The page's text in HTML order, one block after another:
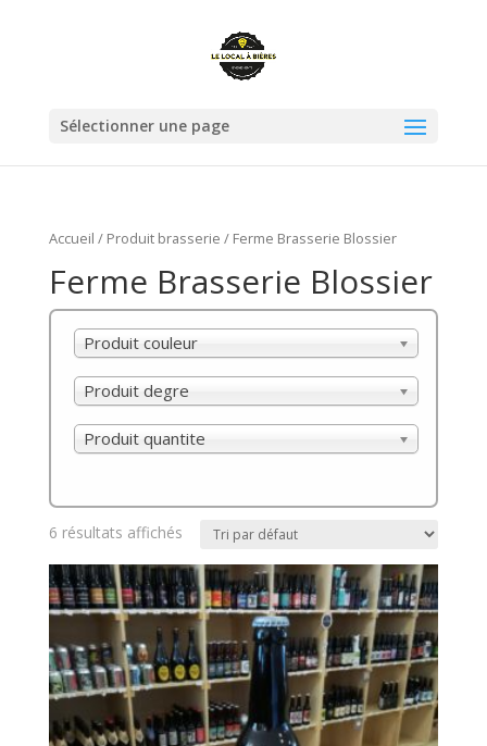
Sélectionner une page
Accueil / Produit brasserie / Ferme Brasserie Blossier
Ferme Brasserie Blossier
Produit couleur
Produit degre
Produit quantite
6 résultats affichés